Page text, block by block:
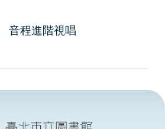
音程進階視唱